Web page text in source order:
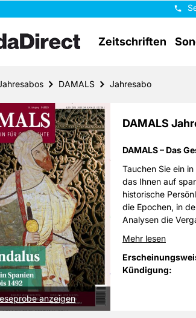
Zeitschriften
DAMALS Jahresabo
anzeigen
DAMALS
DAMALS – Das
Tauchen Sie ein
das Ihnen auf
historische
die Epochen, in
Analysen die
Gegenwart
Bildstrecken und
Mehr lesen
Kündigung: